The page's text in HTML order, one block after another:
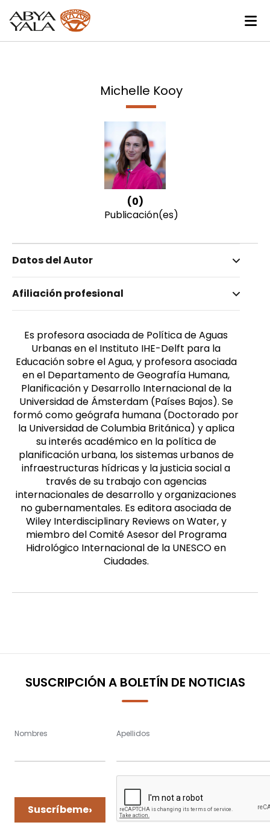
Michelle Kooy
(0)
Publicación(es)
Datos del Autor
Kooy, Michelle
Femenino
Afiliación profesional
Es profesora asociada de Política de Aguas
Urbanas en el Instituto IHE-Delft para la
Educación sobre el Agua, y profesora asociada
en el Departamento de Geografía Humana,
Planificación y Desarrollo Internacional de la
Universidad de Ámsterdam (Países Bajos). Se
formó como geógrafa humana (Doctorado por
la Universidad de Columbia Británica) y aplica
su interés académico en la política de
planificación urbana, los sistemas urbanos de
infraestructuras hídricas y la justicia social a
través de su trabajo con agencias
internacionales de desarrollo y organizaciones
no gubernamentales. Es editora asociada de
Wiley Interdisciplinary Reviews on Water, y
miembro del Comité Asesor del Programa
Hidrológico Internacional de la UNESCO en
Ciudades.
SUSCRIPCIÓN A BOLETÍN DE NOTICIAS
Nombres Apellidos
Suscríbeme›